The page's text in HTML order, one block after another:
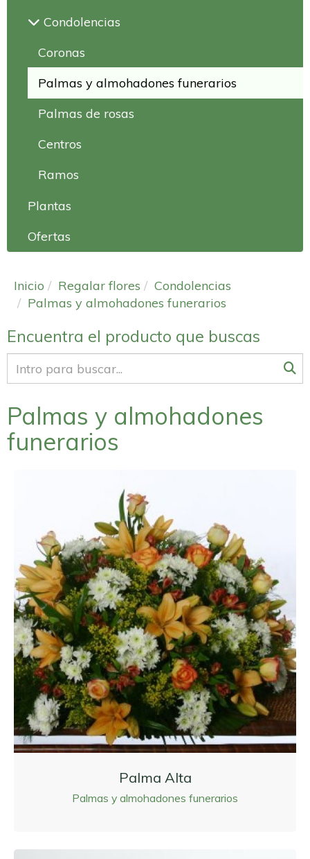
Condolencias
Coronas
Palmas y almohadones funerarios
Palmas de rosas
Centros
Ramos
Plantas
Ofertas
Inicio Regalar flores
Condolencias
Palmas y almohadones funerarios
Encuentra el producto que buscas
Palmas y almohadones
funerarios
Palma Alta
Palmas y almohadones funerarios